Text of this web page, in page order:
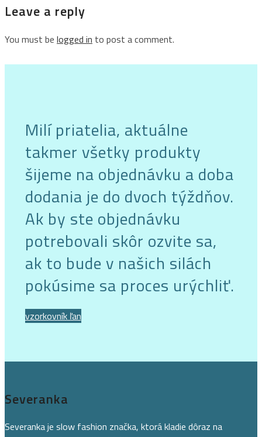
Leave a reply
You must be logged in to post a comment.
Milí priatelia, aktuálne
takmer všetky produkty
šijeme na objednávku a doba
dodania je do dvoch týždňov.
Ak by ste objednávku
potrebovali skôr ozvite sa,
ak to bude v našich silách
pokúsime sa proces urýchliť.
vzorkovník ľan
Severanka
Severanka je slow fashion značka, ktorá kladie dôraz na